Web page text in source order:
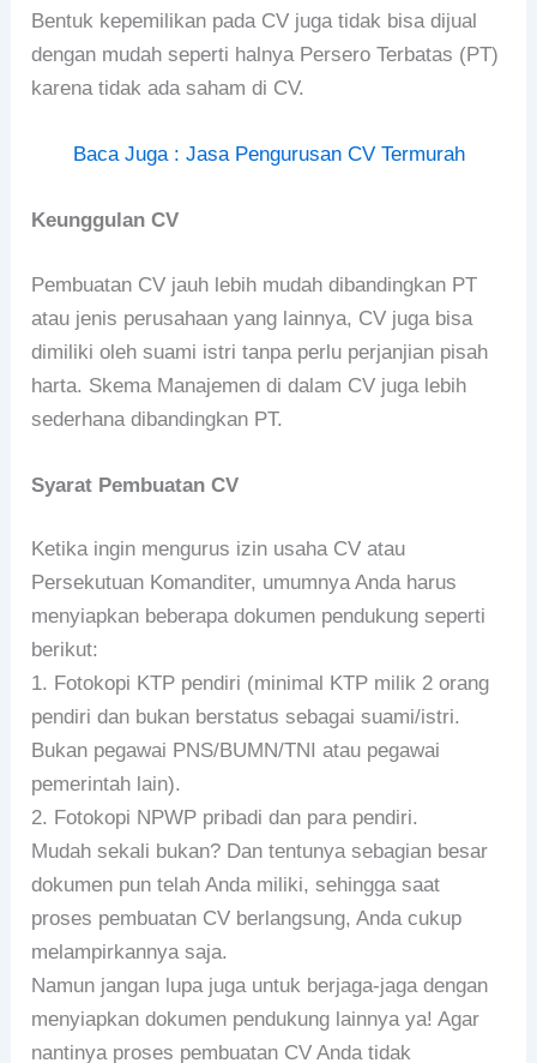
Bentuk kepemilikan pada CV juga tidak bisa dijual
dengan mudah seperti halnya Persero Terbatas (PT)
karena tidak ada saham di CV.
Baca Juga : Jasa Pengurusan CV Termurah
Keunggulan CV
Pembuatan CV jauh lebih mudah dibandingkan PT
atau jenis perusahaan yang lainnya, CV juga bisa
dimiliki oleh suami istri tanpa perlu perjanjian pisah
harta. Skema Manajemen di dalam CV juga lebih
sederhana dibandingkan PT.
Syarat Pembuatan CV
Ketika ingin mengurus izin usaha CV atau
Persekutuan Komanditer, umumnya Anda harus
menyiapkan beberapa dokumen pendukung seperti
berikut:
1. Fotokopi KTP pendiri (minimal KTP milik 2 orang
pendiri dan bukan berstatus sebagai suami/istri.
Bukan pegawai PNS/BUMN/TNI atau pegawai
pemerintah lain).
2. Fotokopi NPWP pribadi dan para pendiri.
Mudah sekali bukan? Dan tentunya sebagian besar
dokumen pun telah Anda miliki, sehingga saat
proses pembuatan CV berlangsung, Anda cukup
melampirkannya saja.
Namun jangan lupa juga untuk berjaga-jaga dengan
menyiapkan dokumen pendukung lainnya ya! Agar
nantinya proses pembuatan CV Anda tidak